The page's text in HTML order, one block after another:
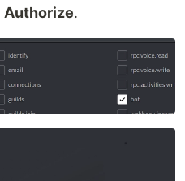
Authorize.